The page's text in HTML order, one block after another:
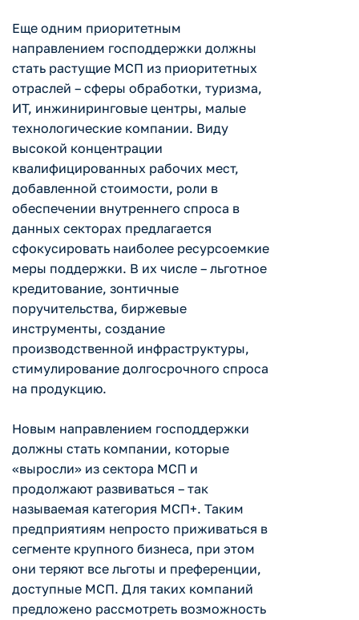
Еще одним приоритетным
направлением господдержки должны
стать растущие МСП из приоритетных
отраслей – сферы обработки, туризма,
ИТ, инжиниринговые центры, малые
технологические компании. Виду
высокой концентрации
квалифицированных рабочих мест,
добавленной стоимости, роли в
обеспечении внутреннего спроса в
данных секторах предлагается
сфокусировать наиболее ресурсоемкие
меры поддержки. В их числе – льготное
кредитование, зонтичные
поручительства, биржевые
инструменты, создание
производственной инфраструктуры,
стимулирование долгосрочного спроса
на продукцию.
Новым направлением господдержки
должны стать компании, которые
«выросли» из сектора МСП и
продолжают развиваться – так
называемая категория МСП+. Таким
предприятиям непросто приживаться в
сегменте крупного бизнеса, при этом
они теряют все льготы и преференции,
доступные МСП. Для таких компаний
предложено рассмотреть возможность